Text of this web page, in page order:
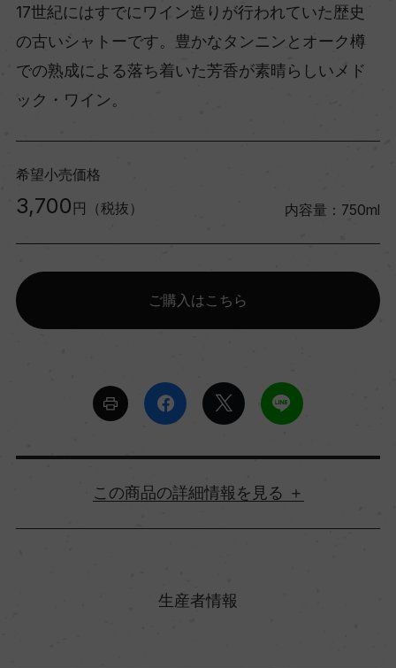
17世紀にはすでにワイン造りが行われていた歴史
の古いシャトーです。豊かなタンニンとオーク樽
での熟成による落ち着いた芳香が素晴らしいメド
ック・ワイン。
希望小売価格
3,700 円（税抜） 内容量：750ml
ご購入はこちら
詳細情報
生産者情報